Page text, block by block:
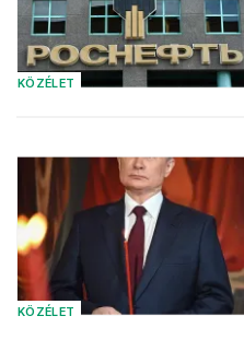
KÖZÉLET
KÖZÉLET